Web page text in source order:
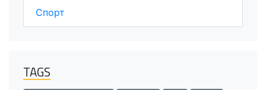
Спорт
TAGS